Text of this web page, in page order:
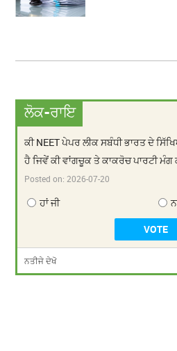
ਲੋਕ-ਰਾਇ
ਕੀ NEET ਪੇਪਰ ਲੀਕ ਸਬੰਧੀ ਭਾਰਤ ਦੇ
ਹੈ ਜਿਵੇਂ ਕੀ ਵਾਂਗਚੂਕ ਤੇ ਕਾਕਰੋਚ ਪਾਰਟੀ ਮੰਗ
Posted on:2026-07-20
ਹਾਂ ਜੀ
ਨਤੀਜੇ ਦੇਖੋ